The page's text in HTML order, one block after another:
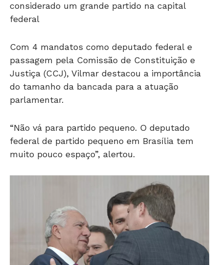
considerado um grande partido na capital
federal
Com 4 mandatos como deputado federal e
passagem pela Comissão de Constituição e
Justiça (CCJ), Vilmar destacou a importância
do tamanho da bancada para a atuação
parlamentar.
“Não vá para partido pequeno. O deputado
federal de partido pequeno em Brasília tem
muito pouco espaço”, alertou.